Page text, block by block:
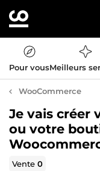
Pour vousMeilleurs
WooCommerce
Je vais créer
ou votre
Vente0